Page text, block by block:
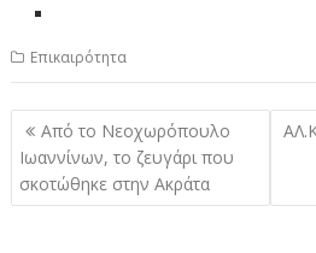
Επικαιρότητα
Πλοήγηση
άρθρων
Από το Νεοχωρόπουλο
Ιωαννίνων, το ζευγάρι που
σκοτώθηκε στην Ακράτα